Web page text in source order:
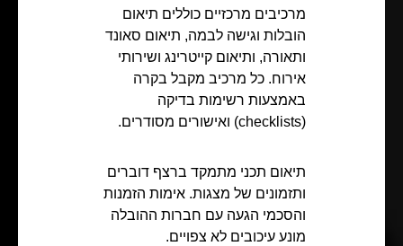
מרכיבים מרכזיים כוללים תיאום
הובלות וגישה לבמה, תיאום סאונד
ותאורה, ותיאום קייטרינג ושירותי
אירוח. כל מרכיב מקבל בקרה
באמצעות רשימות בדיקה
(checklists) ואישורים מסודרים.
תיאום תכני מתמקד ברצף דוברים
ותזמונים של מצגות. אימות הזמנות
והסכמי הגעה עם חברות ההובלה
מונע עיכובים לא צפויים.